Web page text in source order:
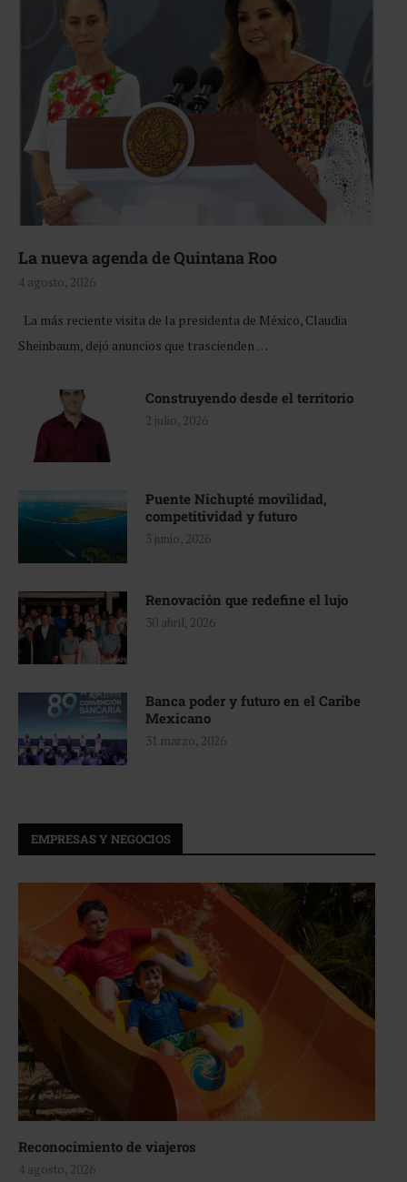
La nueva agenda de Quintana Roo
4 agosto, 2026
La más reciente visita de la presidenta de México, Claudia
Sheinbaum, dejó anuncios que trascienden …
Construyendo desde el territorio
2 julio, 2026
Puente Nichupté movilidad,
competitividad y futuro
3 junio, 2026
Renovación que redefine el lujo
30 abril, 2026
Banca poder y futuro en el Caribe
Mexicano
31 marzo, 2026
EMPRESAS Y NEGOCIOS
Reconocimiento de viajeros
4 agosto, 2026